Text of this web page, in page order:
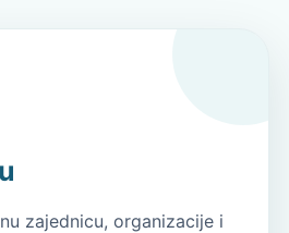
zajednicu, organizacije i